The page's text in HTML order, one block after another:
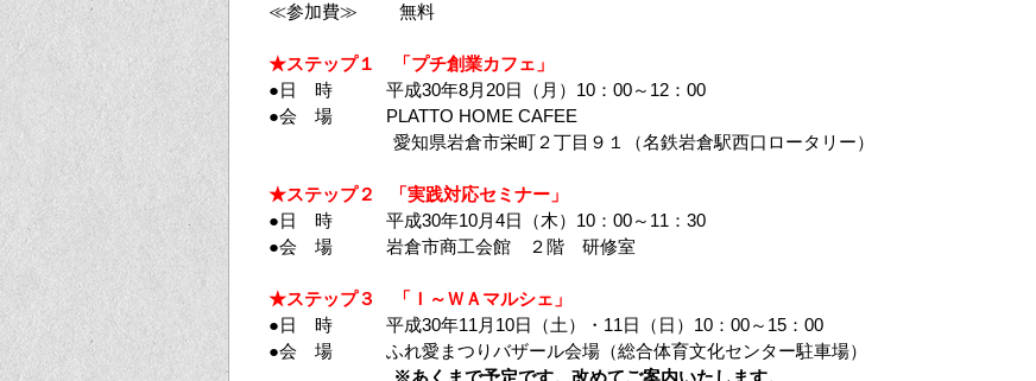
≪参加費≫ 無料
★ステップ１ 「プチ創業カフェ」
●日 時 平成30年8月20日（月）10：00～12：00
●会 場 PLATTO HOME CAFEE
愛知県岩倉市栄町２丁目９１（名鉄岩倉駅西口ロータリー）
★ステップ２ 「実践対応セミナー」
●日 時 平成30年10月4日（木）10：00～11：30
●会 場 岩倉市商工会館 ２階 研修室
★ステップ３ 「Ｉ～ＷＡマルシェ」
●日 時 平成30年11月10日（土）・11日（日）10：00～15：00
●会 場 ふれ愛まつりバザール会場（総合体育文化センター駐車場）